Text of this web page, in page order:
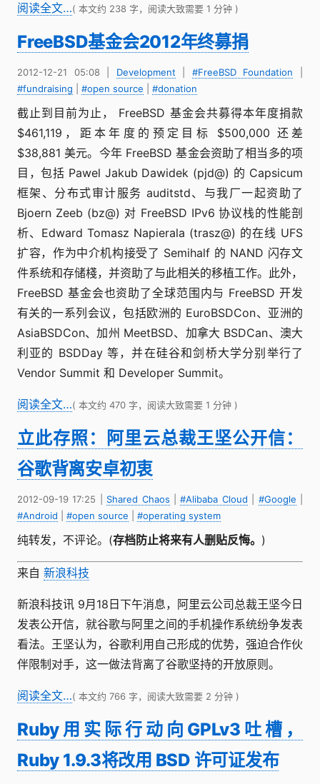
阅读全文…( 本文约 238 字，阅读大致需要 1 分钟 )
FreeBSD基金会2012年终募捐
2012-12-21 05:08| Development #FreeBSD Foundation
#fundraising
#open source #donation
截止到目前为止， FreeBSD 基金会共募得本年度捐款
$461,119，距本年度的预定目标 $500,000 还差
$38,881 美元。今年 FreeBSD 基金会资助了相当多的项
目，包括 Pawel Jakub Dawidek (pjd@) 的 Capsicum
框架、分布式审计服务 auditstd、与我厂一起资助了
Bjoern Zeeb (bz@) 对 FreeBSD IPv6 协议栈的性能剖
析、Edward Tomasz Napierala (trasz@) 的在线 UFS
扩容，作为中介机构接受了 Semihalf 的 NAND 闪存文
件系统和存储棧，并资助了与此相关的移植工作。此外，
FreeBSD 基金会也资助了全球范围内与 FreeBSD 开发
有关的一系列会议，包括欧洲的 EuroBSDCon、亚洲的
AsiaBSDCon、加州 MeetBSD、加拿大 BSDCan、澳大
利亚的 BSDDay 等，并在硅谷和剑桥大学分别举行了
Vendor Summit 和 Developer Summit。
阅读全文…( 本文约 470 字，阅读大致需要 1 分钟 )
立此存照：阿里云总裁王坚公开信：
谷歌背离安卓初衷
2012-09-19 17:25 Shared Chaos |#Alibaba Cloud #Google
#Android
#open source #operating system
纯转发，不评论。(存档防止将来有人删贴反悔。 )
来自 新浪科技
新浪科技讯 9月18日下午消息，阿里云公司总裁王坚今日
发表公开信，就谷歌与阿里之间的手机操作系统纷争发表
看法。王坚认为，谷歌利用自己形成的优势，强迫合作伙
伴限制对手，这一做法背离了谷歌坚持的开放原则。
阅读全文…( 本文约 766 字，阅读大致需要 2 分钟 )
Ruby用实际行动向GPLv3吐槽，
Ruby 1.9.3将改用 BSD 许可证发布